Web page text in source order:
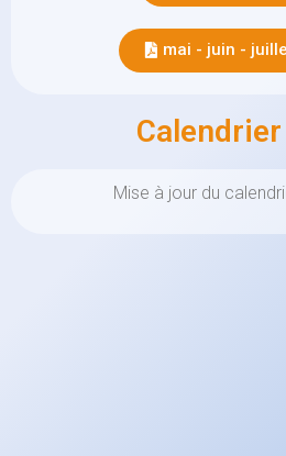
mai - juin -
Mise à jour du